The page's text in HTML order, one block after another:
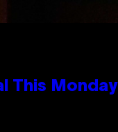
This Monday